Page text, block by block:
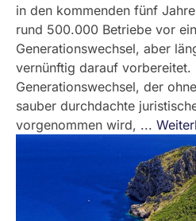
in den kommenden fünf
rund 500.000 Betriebe vor
Generationswechsel, aber
vernünftig darauf vorbereitet.
Generationswechsel, der
sauber durchdachte
vorgenommen wird, ...